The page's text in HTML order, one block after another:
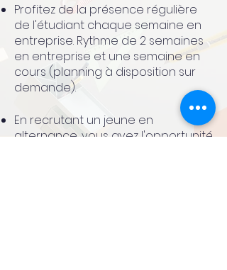
Profitez de la présence régulière
de l'étudiant chaque semaine en
entreprise. Rythme de 2 semaines
en entreprise et une semaine en
cours (planning à disposition sur
demande).
En recrutant un jeune en
alternance, vous avez l'opportunité